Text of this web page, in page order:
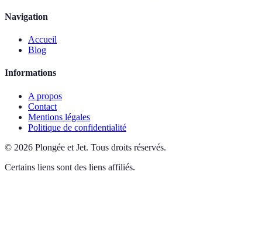
Navigation
Accueil
Blog
Informations
A propos
Contact
Mentions légales
Politique de confidentialité
© 2026 Plongée et Jet. Tous droits réservés.
Certains liens sont des liens affiliés.